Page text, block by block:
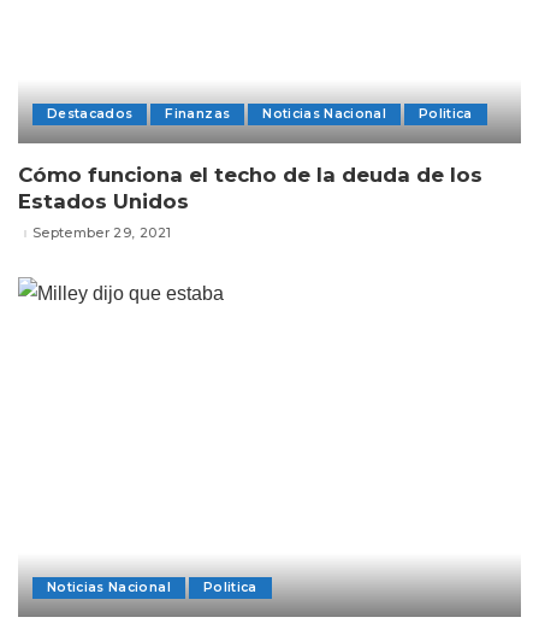
Destacados Finanzas Noticias Nacional Politica
Cómo funciona el techo de la deuda de los
Estados Unidos
September 29, 2021
Noticias Nacional Politica